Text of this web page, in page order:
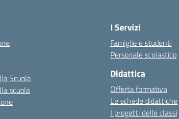
Scuola
scuola
I Servizi
Famiglie e studenti
Personale scolastico
Didattica
Offerta formativa
Le schede didattiche
I progetti delle classi